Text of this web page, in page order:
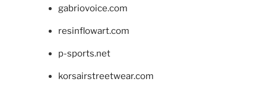
gabriovoice.com
resinflowart.com
p-sports.net
korsairstreetwear.com